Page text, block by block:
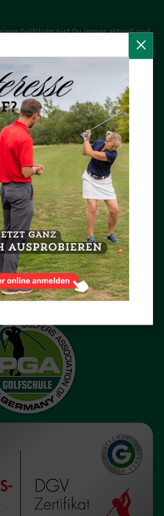
Golfclubs bist Du immer aktuell und
AUF INSTAGRAM
Golf spielen und Golf lernen.